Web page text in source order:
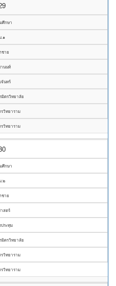
ศึกษา
.๑
ชาย
านนท์
จันทร์
มิตรวิทยาลัย
วิทยาราม
รวิทยาราม
ศึกษา
.๒
ชาย
าสตร์
ประทุม
มิตรวิทยาลัย
วิทยาราม
รวิทยาราม